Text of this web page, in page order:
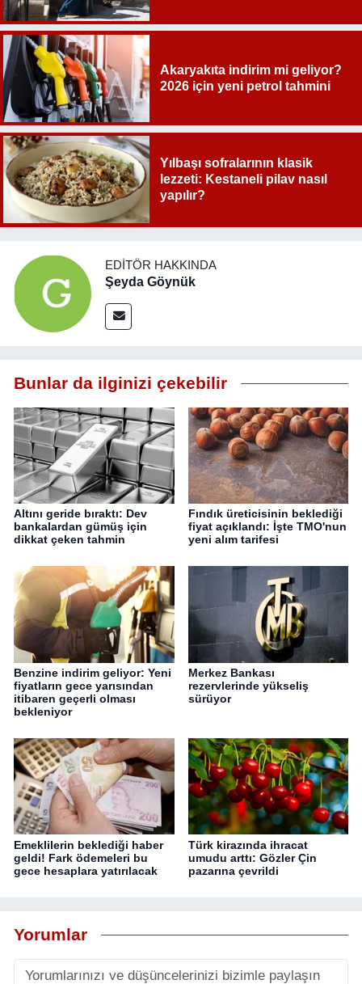
Akaryakıta indirim mi geliyor?
2026 için yeni petrol tahmini
Yılbaşı sofralarının klasik
lezzeti: Kestaneli pilav nasıl
yapılır?
EDITÖR HAKKINDA
Şeyda Göynük
Bunlar da ilginizi çekebilir
Altını geride bıraktı: Dev
bankalardan gümüş için
dikkat çeken tahmin
Fındık üreticisinin beklediği
fiyat açıklandı: İşte TMO'nun
yeni alım tarifesi
Benzine indirim geliyor: Yeni
fiyatların gece yarısından
itibaren geçerli olması
bekleniyor
Merkez Bankası
rezervlerinde yükseliş
sürüyor
Emeklilerin beklediği haber
geldi! Fark ödemeleri bu
gece hesaplara yatırılacak
Türk kirazında ihracat
umudu arttı: Gözler Çin
pazarına çevrildi
Yorumlar